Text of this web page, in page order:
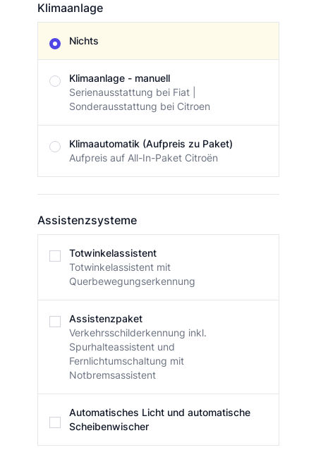
Klimaanlage
Nichts
Klimaanlage - manuell
Serienausstattung bei Fiat |
Sonderausstattung bei Citroen
Klimaautomatik (Aufpreis zu Paket)
Aufpreis auf All-In-Paket Citroën
Assistenzsysteme
Totwinkelassistent
Totwinkelassistent mit
Querbewegungserkennung
Assistenzpaket
Verkehrsschilderkennung inkl.
Spurhalteassistent und
Fernlichtumschaltung mit
Notbremsassistent
Automatisches Licht und automatische
Scheibenwischer